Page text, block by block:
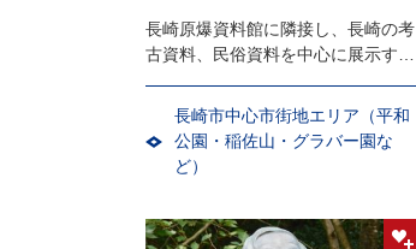
長崎原爆資料館に隣接し、長崎の考
古資料、民俗資料を中心に展示する
長崎市中心市街地エリア（平和
公園・稲佐山・グラバー園な
ど）